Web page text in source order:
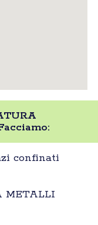
confinati
METALLI